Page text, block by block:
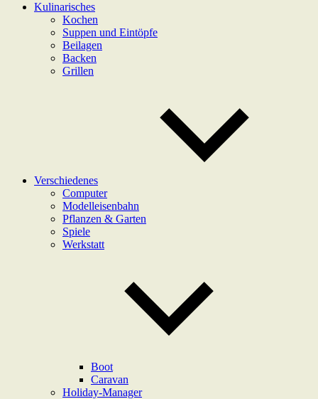
Kulinarisches
Kochen
Suppen und Eintöpfe
Beilagen
Backen
Grillen
Verschiedenes
Computer
Modelleisenbahn
Pflanzen & Garten
Spiele
Werkstatt
Boot
Caravan
Holiday-Manager